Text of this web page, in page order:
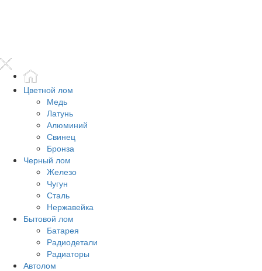
Цветной лом
Медь
Латунь
Алюминий
Свинец
Бронза
Черный лом
Железо
Чугун
Сталь
Нержавейка
Бытовой лом
Батарея
Радиодетали
Радиаторы
Автолом